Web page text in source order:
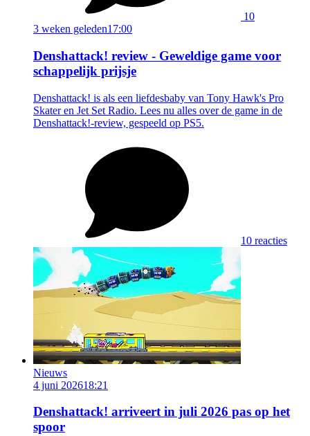
10
3 weken geleden17:00
Denshattack! review - Geweldige game voor
schappelijk prijsje
Denshattack! is als een liefdesbaby van Tony Hawk's Pro
Skater en Jet Set Radio. Lees nu alles over de game in de
Denshattack!-review, gespeeld op PS5.
10 reacties
Nieuws
4 juni 202618:21
Denshattack! arriveert in juli 2026 pas op het
spoor